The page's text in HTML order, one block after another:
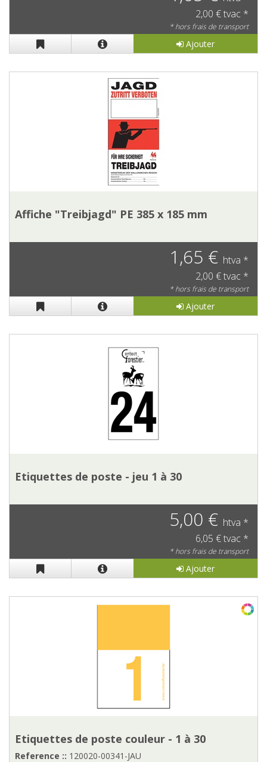
2,00 € tvac *
* hors frais de transport
Ajouter
Affiche "Treibjagd" PE 385 x 185 mm
1,65 € htva *
2,00 € tvac *
* hors frais de transport
Ajouter
Etiquettes de poste - jeu 1 à 30
5,00 € htva *
6,05 € tvac *
* hors frais de transport
Ajouter
Etiquettes de poste couleur - 1 à 30
Reference :: 120020-00341-JAU